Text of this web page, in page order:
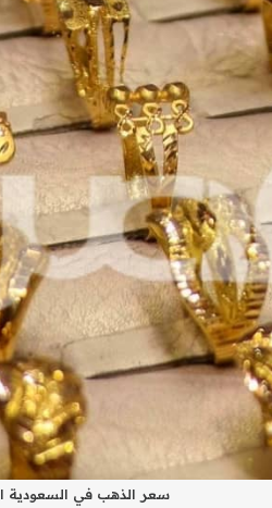
سعر الذهب في السعودية اليوم